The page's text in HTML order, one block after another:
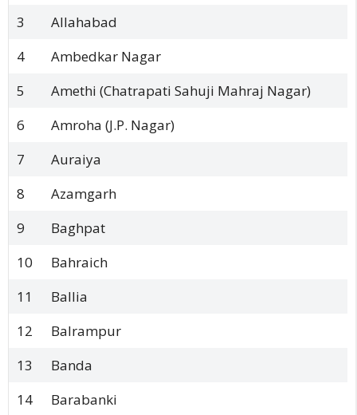
3
Allahabad
4
Ambedkar Nagar
5
Amethi (Chatrapati Sahuji Mahraj Nagar)
6
Amroha (J.P. Nagar)
7
Auraiya
8
Azamgarh
9
Baghpat
10
Bahraich
11
Ballia
12
Balrampur
13
Banda
14
Barabanki